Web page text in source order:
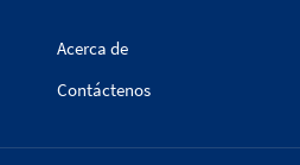
Acerca de
Contáctenos